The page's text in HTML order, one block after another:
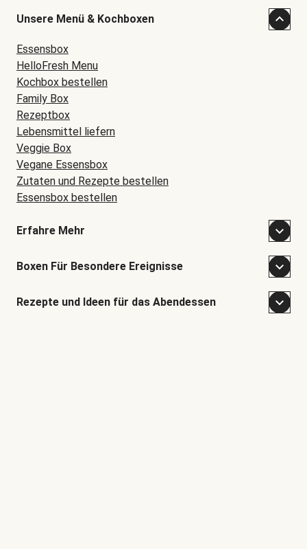
Unsere Menü & Kochboxen
Essensbox
HelloFresh Menu
Kochbox bestellen
Family Box
Rezeptbox
Lebensmittel liefern
Veggie Box
Vegane Essensbox
Zutaten und Rezepte bestellen
Essensbox bestellen
Erfahre Mehr
Boxen Für Besondere Ereignisse
Rezepte und Ideen für das Abendessen